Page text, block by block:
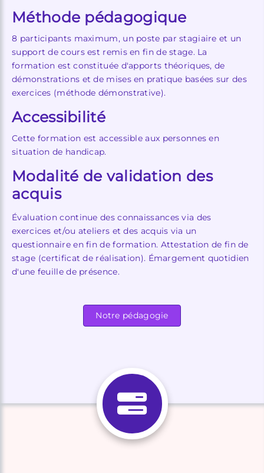
Méthode pédagogique
8 participants maximum, un poste par stagiaire et un
support de cours est remis en fin de stage. La
formation est constituée d'apports théoriques, de
démonstrations et de mises en pratique basées sur des
exercices (méthode démonstrative).
Accessibilité
Cette formation est accessible aux personnes en
situation de handicap.
Modalité de validation des
acquis
Évaluation continue des connaissances via des
exercices et/ou ateliers et des acquis via un
questionnaire en fin de formation. Attestation de fin de
stage (certificat de réalisation). Émargement quotidien
d'une feuille de présence.
Notre pédagogie